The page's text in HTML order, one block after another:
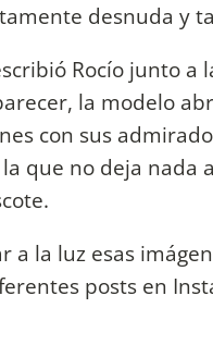
desnuda y
Rocío junto
la modelo
con sus
que no deja nada
a la luz esas
posts en